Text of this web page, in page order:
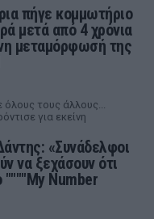
πήγε κομμωτήριο
μετά από 4 χρόνια
μεταμόρφωσή της
όλους τους άλλους...
για εκείνη
«Συνάδελφοι
να ξεχάσουν ότι
""""My Number